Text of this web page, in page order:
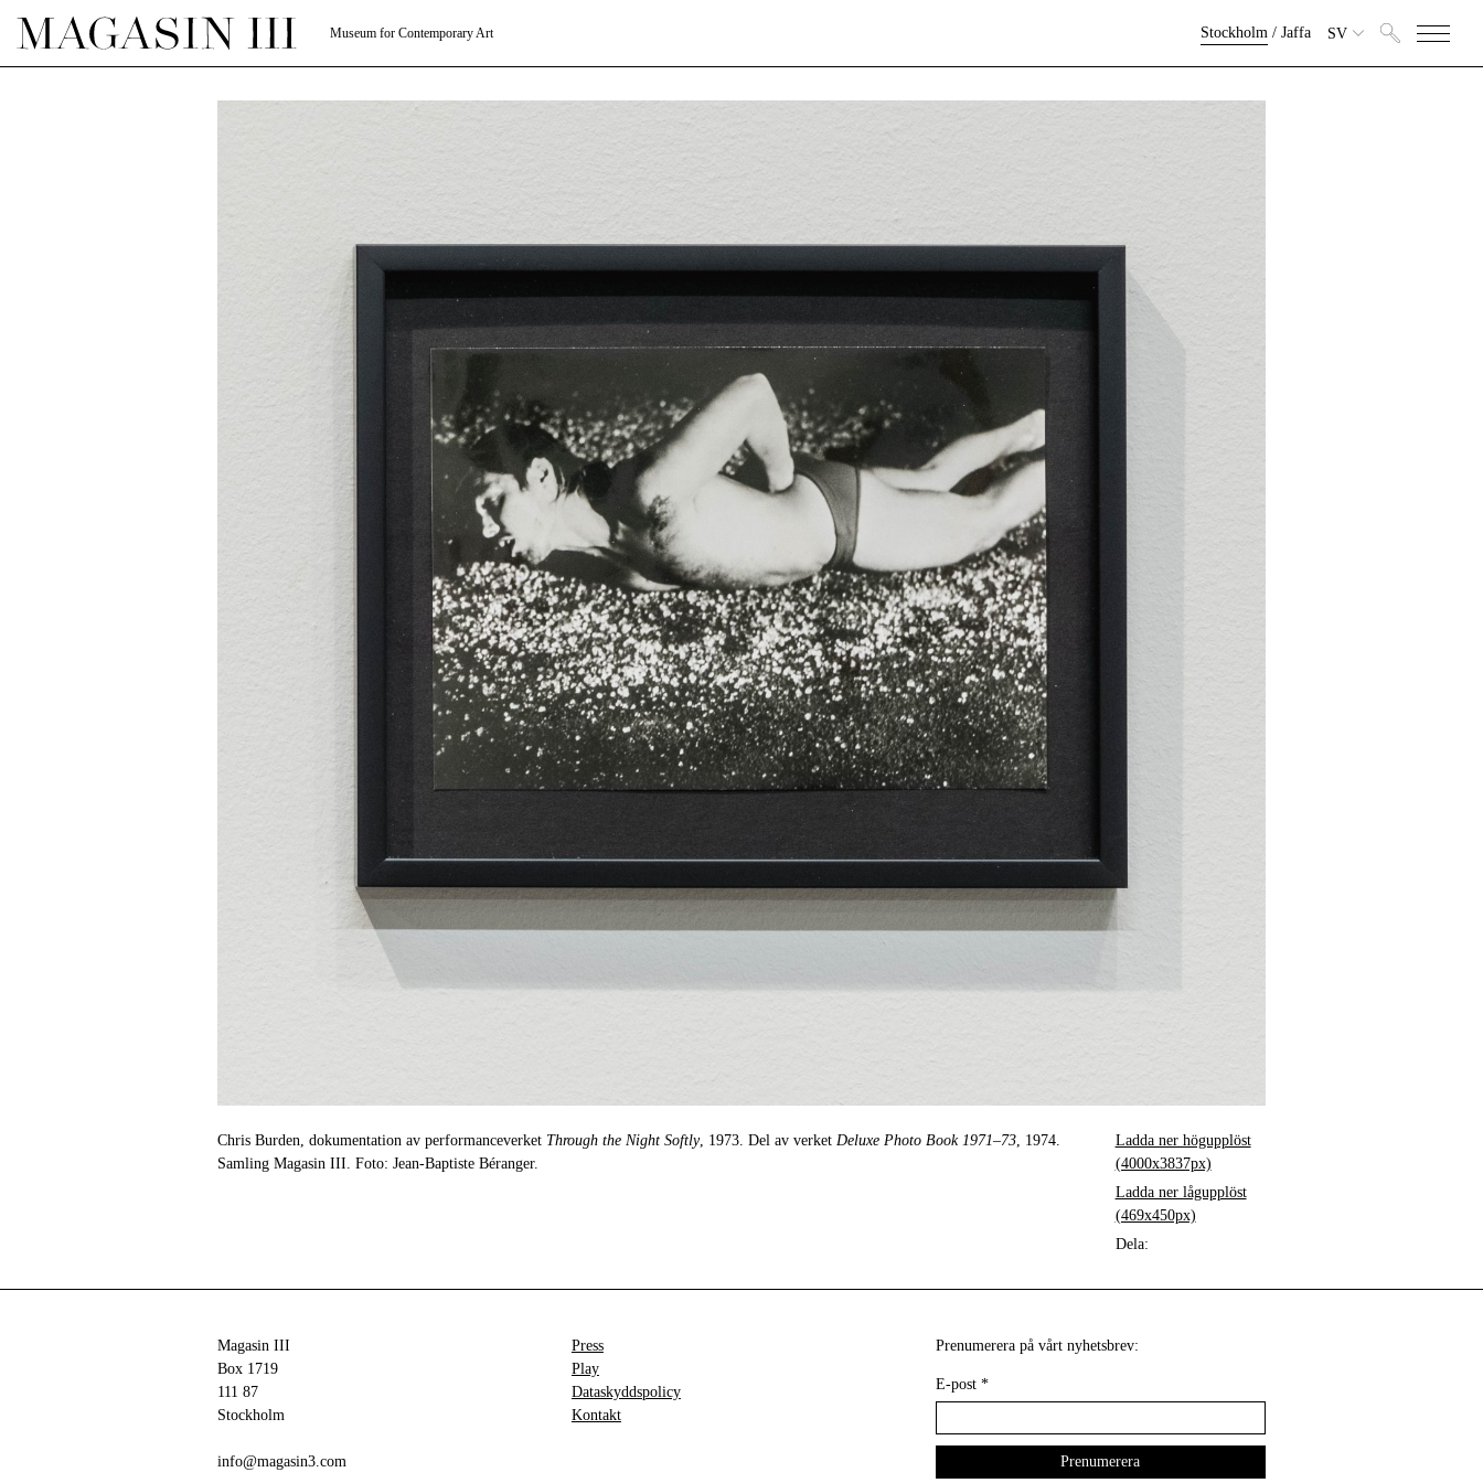
Museum for Contemporary Art Stockholm/ Jaffa SV
Chris Burden, dokumentation av performanceverket Through the Night Softly, 1973. Del av verket Deluxe Photo Book 1971–73, 1974.
Samling Magasin III. Foto: Jean-Baptiste Béranger.
Ladda ner högupplöst
(4000x3837px)
Ladda ner lågupplöst
(469x450px)
Dela:
Magasin III
Box 1719
111 87
Stockholm
info@magasin3.com
Press
Play
Dataskyddspolicy
Kontakt
Prenumerera på vårt nyhetsbrev:
E-post *